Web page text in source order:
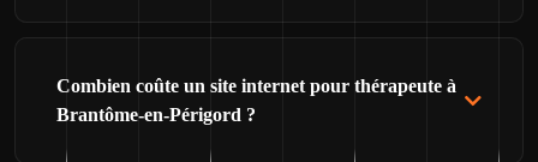
Combien coûte un site internet pour thérapeute à
Brantôme-en-Périgord ?